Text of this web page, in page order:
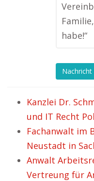
habe!“
Nachricht
Kanzlei Dr.
und IT Recht
Fachanwalt im
Neustadt in
Anwalt
Vertreung für